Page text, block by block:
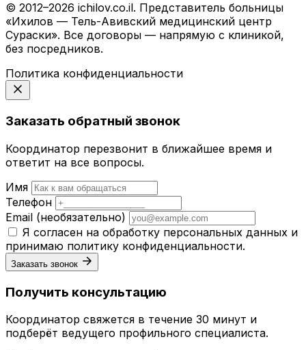
© 2012–2026 ichilov.co.il. Представитель больницы
«Ихилов — Тель-Авивский медицинский центр
Сураски». Все договоры — напрямую с клиникой,
без посредников.
Политика конфиденциальности
Заказать обратный звонок
Координатор перезвонит в ближайшее время и
ответит на все вопросы.
Имя
Телефон
Email (необязательно)
Я согласен на обработку персональных данных и
принимаю политику конфиденциальности.
Заказать звонок
Получить консультацию
Координатор свяжется в течение 30 минут и
подберёт ведущего профильного специалиста.